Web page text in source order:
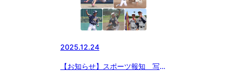
2025.12.24
【お知らせ】スポーツ報知 写真